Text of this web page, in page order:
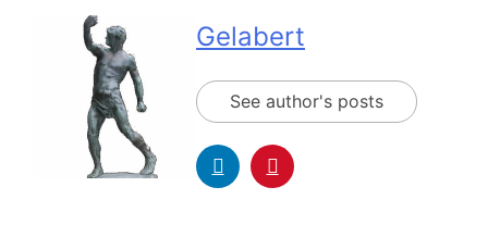
Gelabert
See author's posts